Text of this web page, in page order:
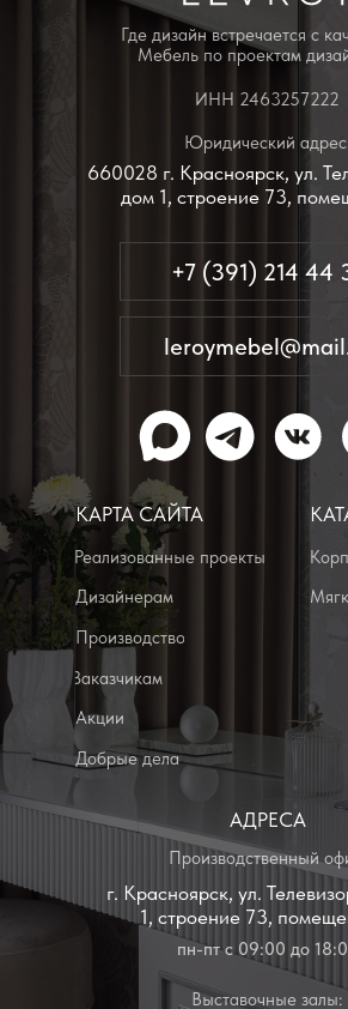
г. Красноярск, ул. Бограда, дом 111
ежедневно с 10:00 до 21:00
ежедневно с 10:00 до 21:00
г. Красноярск, ул. Телевизорная, дом
1, строение 73, помещение 8
Политика конфиденциальности
Добрые дела
Дизайнерам
Реализованные проекты
Мягкая мебель